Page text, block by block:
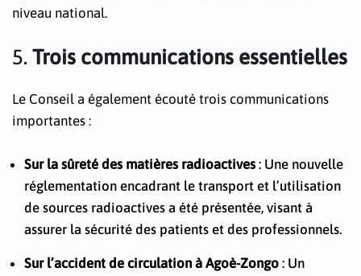
niveau national.
5. Trois communications essentielles
Le Conseil a également écouté trois communications
importantes :
Sur la sûreté des matières radioactives : Une nouvelle
réglementation encadrant le transport et l’utilisation
de sources radioactives a été présentée, visant à
assurer la sécurité des patients et des professionnels.
Sur l’accident de circulation à Agoè-Zongo : Un